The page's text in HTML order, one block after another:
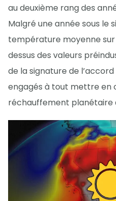
au deuxième rang des
Malgré une année sous le
température moyenne sur
dessus des valeurs
de la signature de
engagés à tout mettre en
réchauffement planétaire